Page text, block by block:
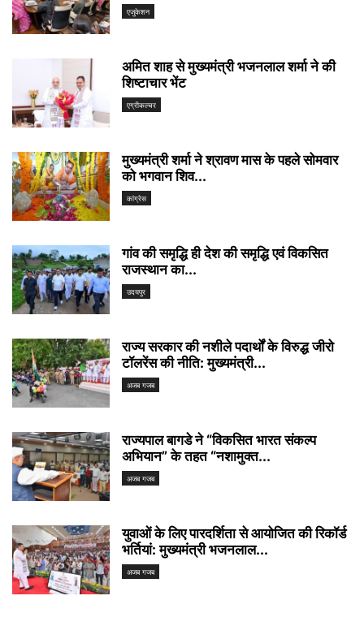
एजुकेशन
अमित शाह से मुख्यमंत्री भजनलाल शर्मा ने की
शिष्टाचार भेंट
एग्रीकल्चर
मुख्यमंत्री शर्मा ने श्रावण मास के पहले सोमवार
को भगवान शिव...
कांग्रेस
गांव की समृद्धि ही देश की समृद्धि एवं विकसित
राजस्थान का...
उदयपुर
राज्य सरकार की नशीले पदार्थों के विरुद्ध जीरो
टॉलरेंस की नीति: मुख्यमंत्री...
अजब गजब
राज्यपाल बागडे ने “विकसित भारत संकल्प
अभियान” के तहत “नशामुक्त...
अजब गजब
युवाओं के लिए पारदर्शिता से आयोजित की रिकॉर्ड
भर्तियां: मुख्यमंत्री भजनलाल...
अजब गजब